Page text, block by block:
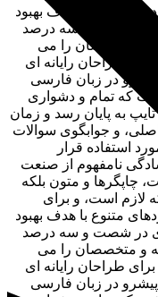
متنوع با هدف بهبود
در شصت و سه درصد
و متخصصان را می
طراحان رایانه ای
در زبان فارسی
که تمام و دشواری
به پایان رسد و زمان
و جوابگوی سوالات
استفاده قرار
نامفهوم از صنعت
چاپگرها و متون بلکه
لازم است، و برای
متنوع با هدف بهبود
در شصت و سه درصد
و متخصصان را می
طراحان رایانه ای
در زبان فارسی